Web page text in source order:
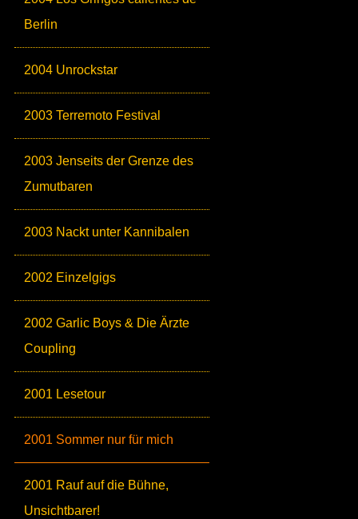
Berlin
2004 Unrockstar
2003 Terremoto Festival
2003 Jenseits der Grenze des
Zumutbaren
2003 Nackt unter Kannibalen
2002 Einzelgigs
2002 Garlic Boys & Die Ärzte
Coupling
2001 Lesetour
2001 Sommer nur für mich
2001 Rauf auf die Bühne,
Unsichtbarer!